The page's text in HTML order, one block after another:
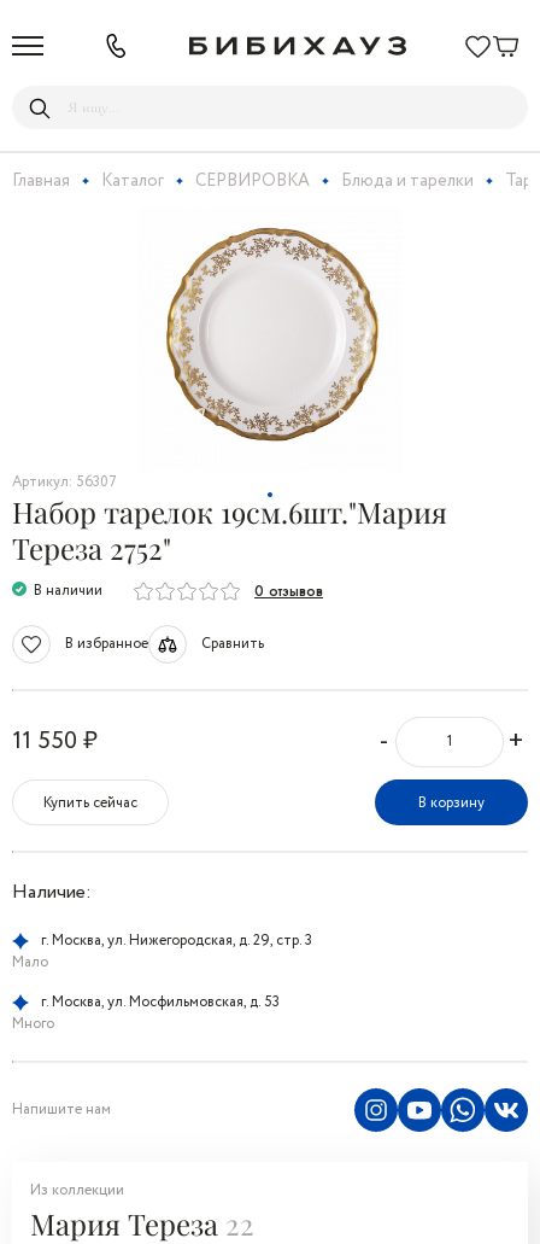
Главная Каталог СЕРВИРОВКА Блюда и тарелки
Артикул: 56307
Набор тарелок 19см.6шт."Мария
Тереза 2752"
В наличии 0 отзывов
В избранное Сравнить
11 550 ₽ - +
Купить сейчас В корзину
Наличие:
г. Москва, ул. Нижегородская, д. 29, стр. 3
Мало
г. Москва, ул. Мосфильмовская, д. 53
Много
Напишите нам
Из коллекции
Мария Тереза 22